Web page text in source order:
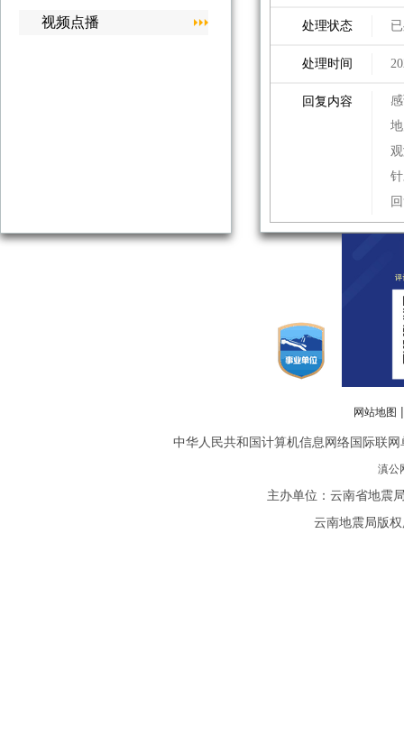
视频点播 处理状态
处理时间
回复内容
网站地图
中华人民共和国计算机信息网络国际联
滇公
主办单位：云南省地震
云南地震局版